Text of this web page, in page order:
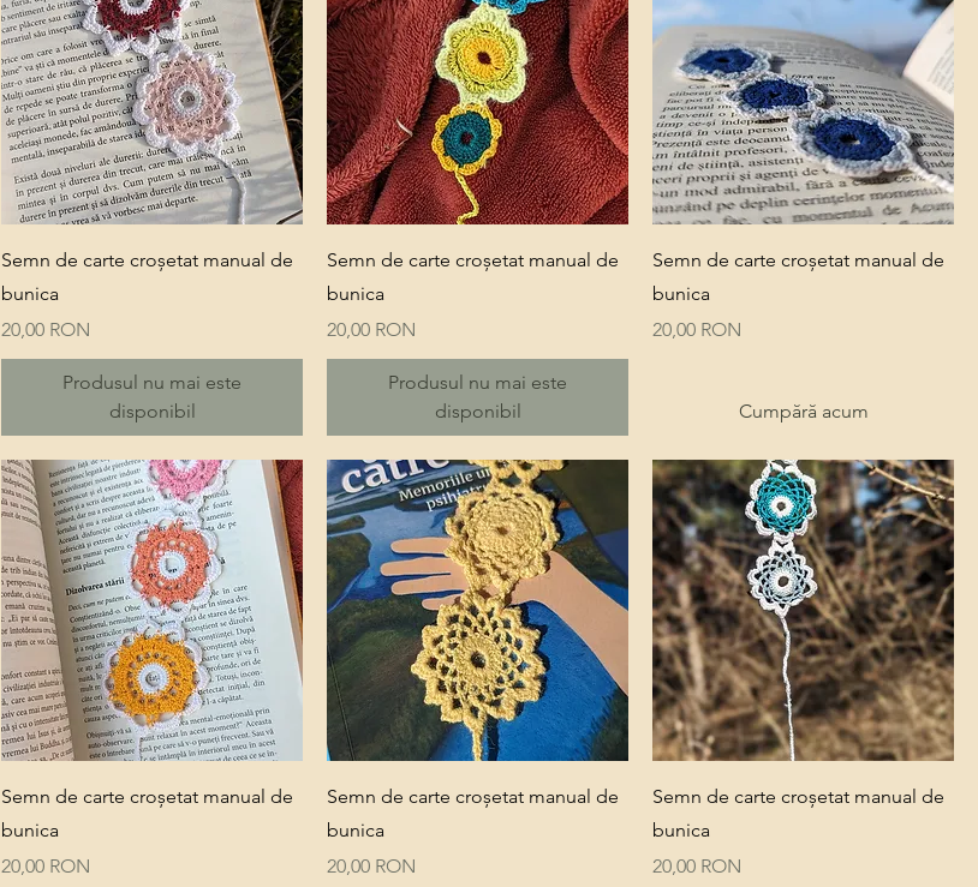
Quick View
Semn de carte croșetat manual de
bunica
Price
20,00 RON
Produsul nu mai este
disponibil
Quick View
Semn de carte croșetat manual de
bunica
Price
20,00 RON
Produsul nu mai este
disponibil
Quick View
Semn de carte croșetat manual de
bunica
Price
20,00 RON
Cumpără acum
Quick View
Semn de carte croșetat manual de
bunica
Price
20,00 RON
Quick View
Semn de carte croșetat manual de
bunica
Price
20,00 RON
Quick View
Semn de carte croșetat manual de
bunica
Price
20,00 RON